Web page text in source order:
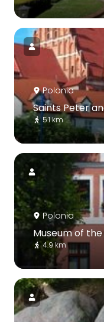
Polonia
Saints Peter
5.1 km
Polonia
Museum of
4.9 km